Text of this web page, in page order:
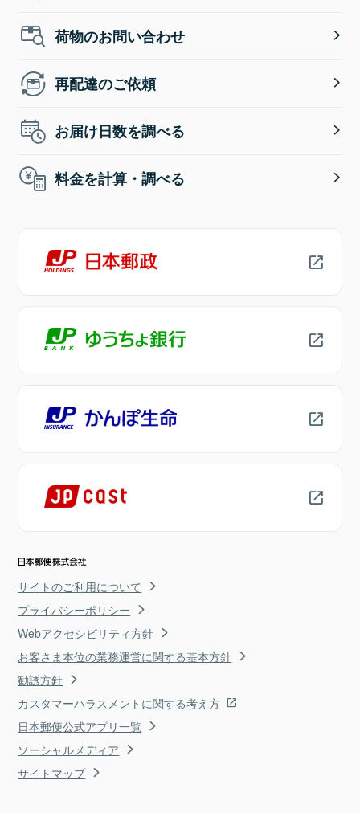
荷物のお問い合わせ
再配達のご依頼
お届け日数を調べる
料金を計算・調べる
サイトのご利用について
プライバシーポリシー
Webアクセシビリティ方針
お客さま本位の業務運営に関する基本方針
勧誘方針
カスタマーハラスメントに関する考え方
日本郵便公式アプリ一覧
ソーシャルメディア
サイトマップ